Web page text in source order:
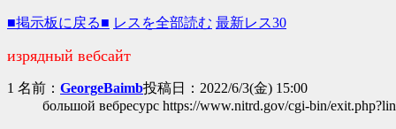
■掲示板に戻る■ レスを全部読む 最新レス30
изрядный вебсайт
1 名前： GeorgeBaimb投稿日：2022/6/3(金) 15:00
большой вебресурс https://www.nitrd.gov/cgi-bin/